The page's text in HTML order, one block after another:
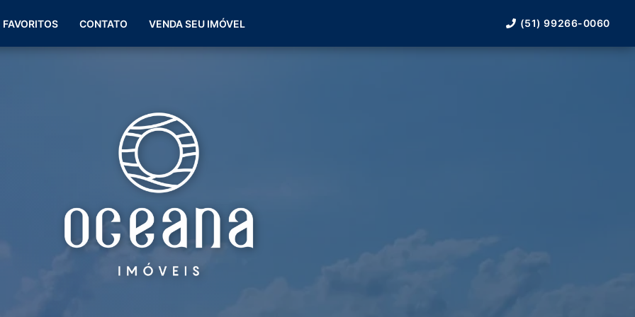
(51) 99266-0060
FAVORITOS CONTATO VENDA SEU IMÓVEL (51) 99266-0060